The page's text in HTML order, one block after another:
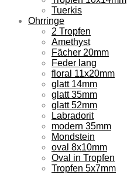
Tuerkis
Ohrringe
2 Tropfen
Amethyst
Fächer 20mm
Feder lang
floral 11x20mm
glatt 14mm
glatt 35mm
glatt 52mm
Labradorit
modern 35mm
Mondstein
oval 8x10mm
Oval in Tropfen
Tropfen 5x7mm